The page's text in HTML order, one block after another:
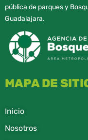
pública de parques y
Guadalajara.
MAPA DE
Inicio
Nosotros